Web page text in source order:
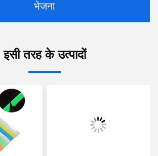
भेजना
इसी तरह के उत्पादों